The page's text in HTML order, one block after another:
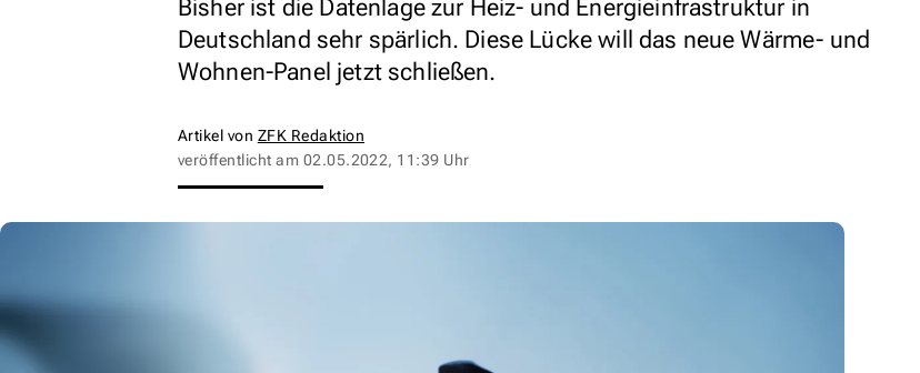
Bisher ist die Datenlage zur Heiz- und Energieinfrastruktur in
Deutschland sehr spärlich. Diese Lücke will das neue Wärme- und
Wohnen-Panel jetzt schließen.
Artikel von ZFK Redaktion
veröffentlicht am 02.05.2022, 11:39 Uhr